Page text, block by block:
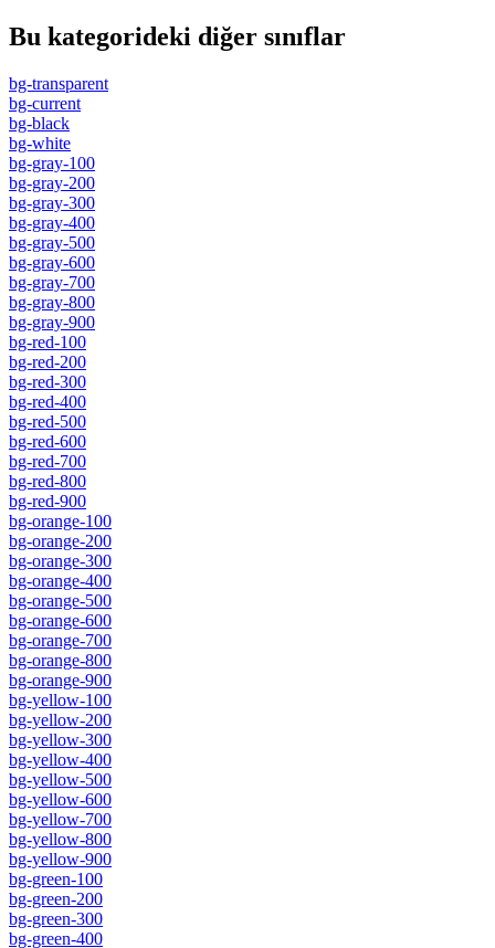
Bu kategorideki diğer sınıflar
bg-transparent
bg-current
bg-black
bg-white
bg-gray-100
bg-gray-200
bg-gray-300
bg-gray-400
bg-gray-500
bg-gray-600
bg-gray-700
bg-gray-800
bg-gray-900
bg-red-100
bg-red-200
bg-red-300
bg-red-400
bg-red-500
bg-red-600
bg-red-700
bg-red-800
bg-red-900
bg-orange-100
bg-orange-200
bg-orange-300
bg-orange-400
bg-orange-500
bg-orange-600
bg-orange-700
bg-orange-800
bg-orange-900
bg-yellow-100
bg-yellow-200
bg-yellow-300
bg-yellow-400
bg-yellow-500
bg-yellow-600
bg-yellow-700
bg-yellow-800
bg-yellow-900
bg-green-100
bg-green-200
bg-green-300
bg-green-400